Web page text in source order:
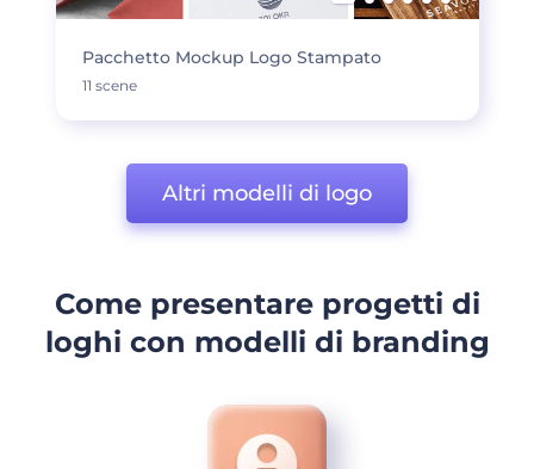
Pacchetto Mockup Logo Stampato
11 scene
Altri modelli di logo
Come presentare progetti di
loghi con modelli di branding